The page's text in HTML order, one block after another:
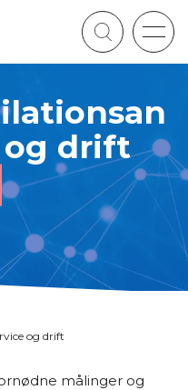
drift
og drift
målinger og